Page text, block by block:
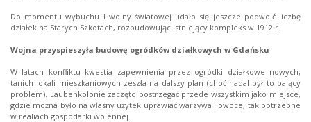
Do momentu wybuchu I wojny światowej udało się jeszcze podwoić liczbę
działek na Starych Szkotach, rozbudowując istniejący kompleks w 1912 r.
Wojna przyspieszyła budowę ogródków działkowych w Gdańsku
W latach konfliktu kwestia zapewnienia przez ogródki działkowe nowych,
tanich lokali mieszkaniowych zeszła na dalszy plan (choć nadal był to palący
problem). Laubenkolonie zaczęto postrzegać przede wszystkim jako miejsce,
gdzie można było na własny użytek uprawiać warzywa i owoce, tak potrzebne
w realiach gospodarki wojennej.